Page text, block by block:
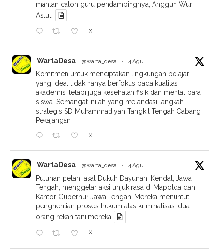
mantan calon guru pendampingnya, Anggun Wuri
Astuti
X
WartaDesa @warta_desa · 4 Agu
Komitmen untuk menciptakan lingkungan belajar
yang ideal tidak hanya berfokus pada kualitas
akademis, tetapi juga kesehatan fisik dan mental para
siswa. Semangat inilah yang melandasi langkah
strategis SD Muhammadiyah Tangkil Tengah Cabang
Pekajangan
X
WartaDesa @warta_desa · 4 Agu
Puluhan petani asal Dukuh Dayunan, Kendal, Jawa
Tengah, menggelar aksi unjuk rasa di Mapolda dan
Kantor Gubernur Jawa Tengah. Mereka menuntut
penghentian proses hukum atas kriminalisasi dua
orang rekan tani mereka
X